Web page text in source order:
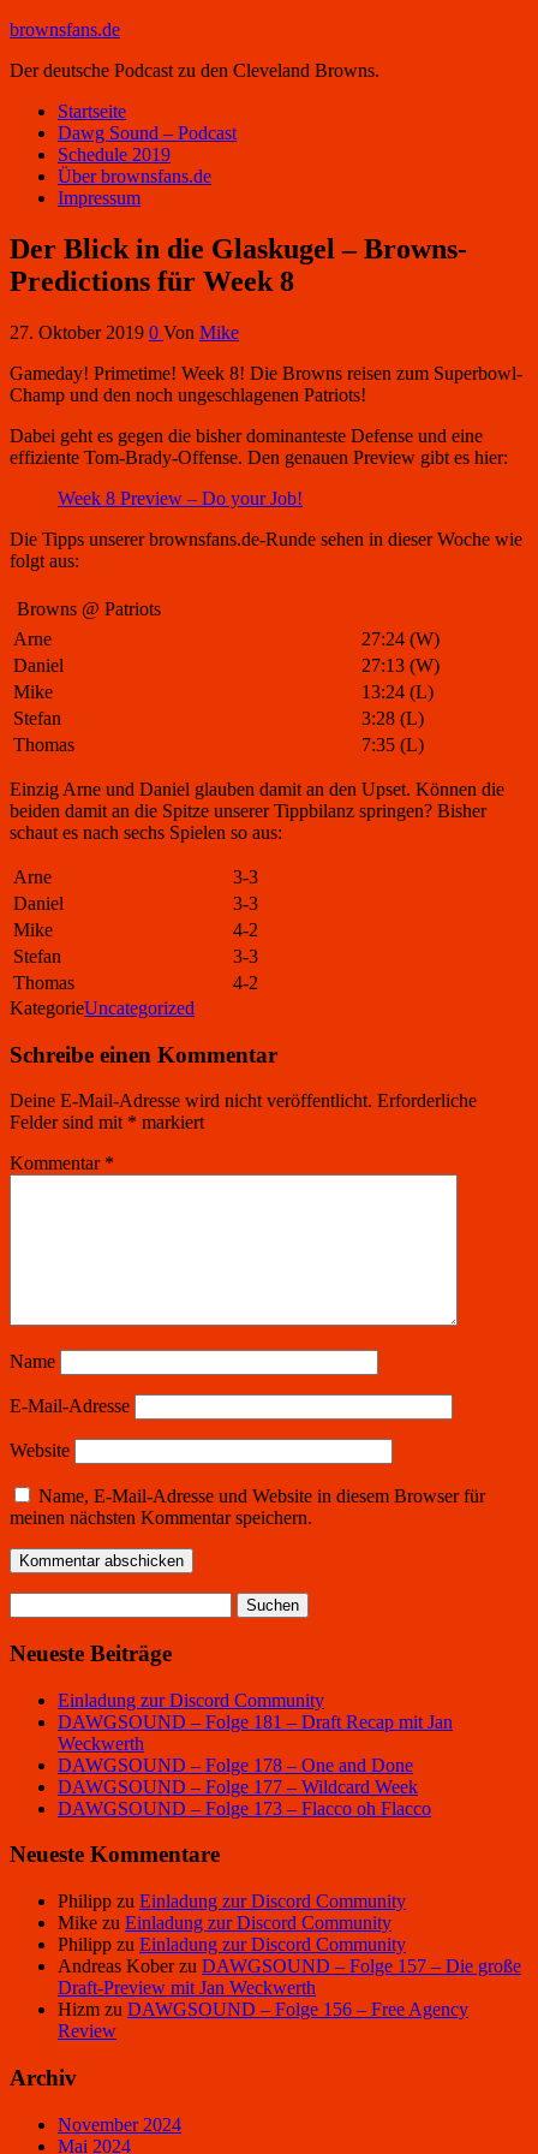
brownsfans.de
Der deutsche Podcast zu den Cleveland Browns.
Startseite
Dawg Sound – Podcast
Schedule 2019
Über brownsfans.de
Impressum
Der Blick in die Glaskugel – Browns-
Predictions für Week 8
27. Oktober 2019 0 Von Mike
Gameday! Primetime! Week 8! Die Browns reisen zum Superbowl-
Champ und den noch ungeschlagenen Patriots!
Dabei geht es gegen die bisher dominanteste Defense und eine
effiziente Tom-Brady-Offense. Den genauen Preview gibt es hier:
Week 8 Preview – Do your Job!
Die Tipps unserer brownsfans.de-Runde sehen in dieser Woche wie
folgt aus:
Browns @ Patriots
Arne
27:24 (W)
Daniel
27:13 (W)
Mike
13:24 (L)
Stefan
3:28 (L)
Thomas
7:35 (L)
Einzig Arne und Daniel glauben damit an den Upset. Können die
beiden damit an die Spitze unserer Tippbilanz springen? Bisher
schaut es nach sechs Spielen so aus:
Arne
3-3
Daniel
3-3
Mike
4-2
Stefan
3-3
Thomas
4-2
KategorieUncategorized
Schreibe einen Kommentar
Deine E-Mail-Adresse wird nicht veröffentlicht. Erforderliche
Felder sind mit * markiert
Kommentar *
Name
E-Mail-Adresse
Website
Name, E-Mail-Adresse und Website in diesem Browser für
meinen nächsten Kommentar speichern.
nach:
Neueste Beiträge
Einladung zur Discord Community
DAWGSOUND – Folge 181 – Draft Recap mit Jan
Weckwerth
DAWGSOUND – Folge 178 – One and Done
DAWGSOUND – Folge 177 – Wildcard Week
DAWGSOUND – Folge 173 – Flacco oh Flacco
Neueste Kommentare
Philipp zu Einladung zur Discord Community
Mike zu Einladung zur Discord Community
Philipp zu Einladung zur Discord Community
Andreas Koberzu DAWGSOUND – Folge 157 – Die große
Draft-Preview mit Jan Weckwerth
Hizm zu DAWGSOUND – Folge 156 – Free Agency
Review
Archiv
November 2024
Mai 2024